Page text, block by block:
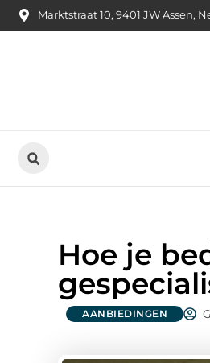
Marktstraat 10, 9401 JW Assen,
Hoe je
AANBIEDINGEN